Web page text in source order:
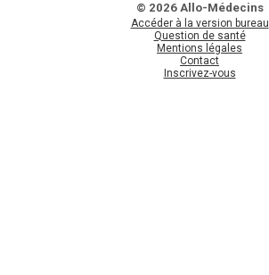
© 2026 Allo-Médecins
Accéder à la version bureau
Question de santé
Mentions légales
Contact
Inscrivez-vous